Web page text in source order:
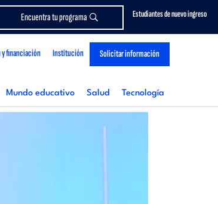
Estudiantes de nuevo ingreso
Encuentra tu programa
financiación Institución Solicitar información
Mundo educativo Salud Tecnología